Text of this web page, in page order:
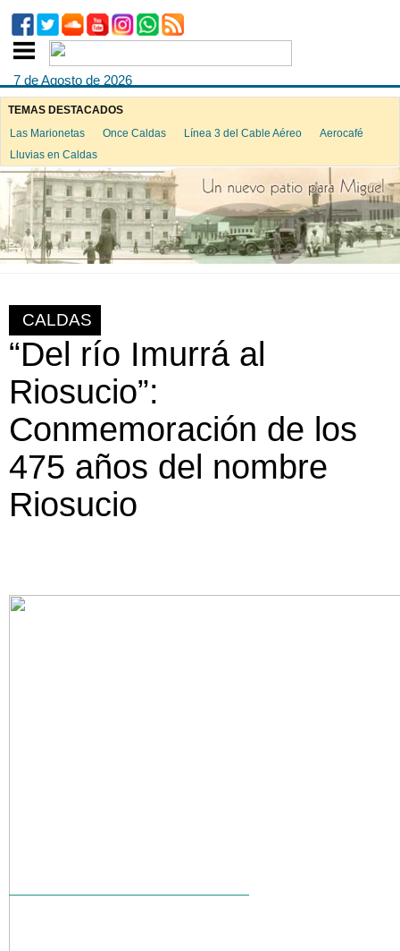
7 de Agosto de 2026
TEMAS DESTACADOS
Las Marionetas
Once Caldas Línea 3 del Cable Aéreo
Aerocafé
Lluvias en Caldas
CALDAS
“Del río Imurrá al
Riosucio”:
Conmemoración de los
475 años del nombre
Riosucio